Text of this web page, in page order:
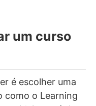
um curso
é escolher uma
como o Learning